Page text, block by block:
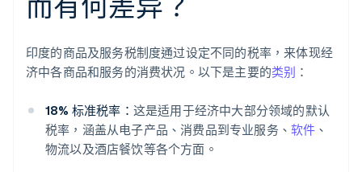
印度的商品及服务税制度通过设定不同的税率，来体现经
济中各商品和服务的消费状况。以下是主要的类别 ：
18% 标准税率： 这是适用于经济中大部分领域的默认
税率，涵盖从电子产品、消费品到专业服务、 软件 、
物流以及酒店餐饮等各个方面。